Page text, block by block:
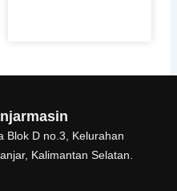
Blok D no.3, Kelurahan
Kalimantan Selatan.